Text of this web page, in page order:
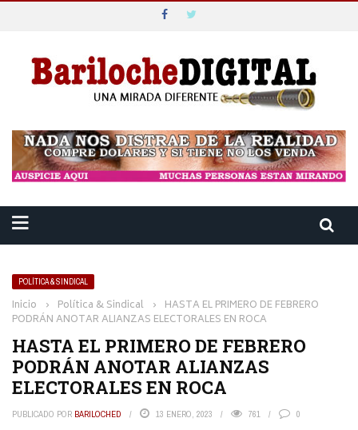
POLÍTICA & SINDICAL
Inicio › Política & Sindical › HASTA EL PRIMERO DE FEBRERO
PODRÁN ANOTAR ALIANZAS ELECTORALES EN ROCA
HASTA EL PRIMERO DE FEBRERO
PODRÁN ANOTAR ALIANZAS
ELECTORALES EN ROCA
PUBLICADO POR BARILOCHED 13 ENERO, 2023 761 0